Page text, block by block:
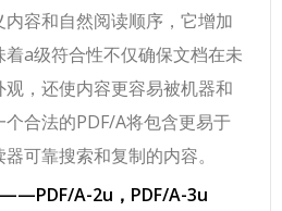
容和自然阅读顺序，它增加
a级符合性不仅确保文档在未
，还使内容更容易被机器和
个合法的PDF/A将包含更易于
可靠搜索和复制的内容。
——PDF/A-2u，PDF/A-3u